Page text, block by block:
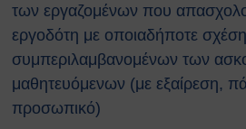
Σήμανση και
Εργαστηριακή
Χημικοί Κίνδυνοι
Βιολογική
των εργαζομένων που
εργοδότη με οποιαδήποτε
συμπεριλαμβανομένων των
μαθητευόμενων (με εξαίρεση,
προσωπικό)